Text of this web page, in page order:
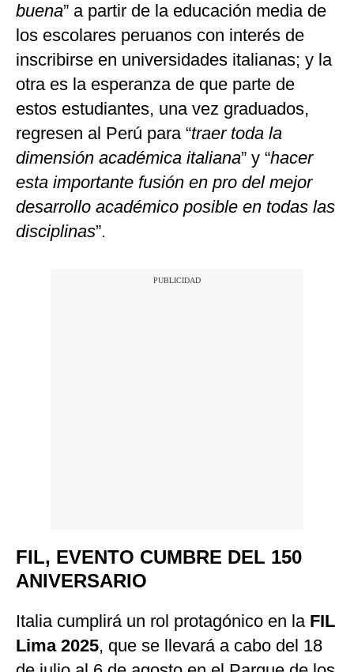
buena” a partir de la educación media de
los escolares peruanos con interés de
inscribirse en universidades italianas; y la
otra es la esperanza de que parte de
estos estudiantes, una vez graduados,
regresen al Perú para “traer toda la
dimensión académica italiana” y “hacer
esta importante fusión en pro del mejor
desarrollo académico posible en todas las
disciplinas”.
FIL, EVENTO CUMBRE DEL 150
ANIVERSARIO
Italia cumplirá un rol protagónico en la FIL
Lima 2025, que se llevará a cabo del 18